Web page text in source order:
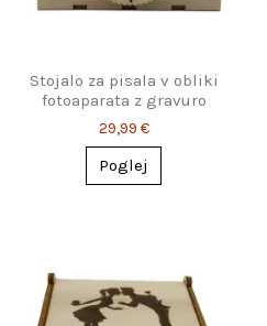
Stojalo za pisala v obliki
fotoaparata z gravuro
imena
29,99 €
Poglej